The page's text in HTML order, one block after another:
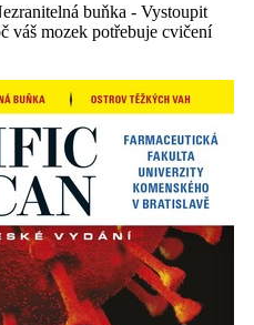
buňka - Vystoupit
váš mozek potřebuje cvičení